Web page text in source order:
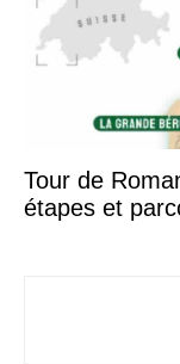
Tour de
étapes et